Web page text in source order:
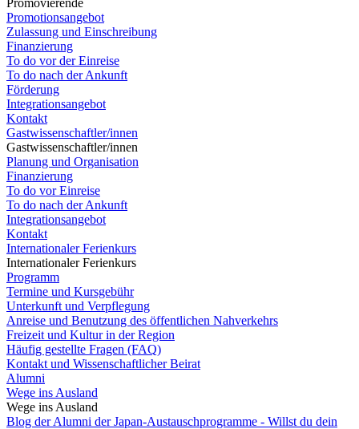
Promovierende
Promotionsangebot
Zulassung und Einschreibung
Finanzierung
To do vor der Einreise
To do nach der Ankunft
Förderung
Integrationsangebot
Kontakt
Gastwissenschaftler/innen
Gastwissenschaftler/innen
Planung und Organisation
Finanzierung
To do vor Einreise
To do nach der Ankunft
Integrationsangebot
Kontakt
Internationaler Ferienkurs
Internationaler Ferienkurs
Programm
Termine und Kursgebühr
Unterkunft und Verpflegung
Anreise und Benutzung des öffentlichen Nahverkehrs
Freizeit und Kultur in der Region
Häufig gestellte Fragen (FAQ)
Kontakt und Wissenschaftlicher Beirat
Alumni
Wege ins Ausland
Wege ins Ausland
Blog der Alumni der Japan-Austauschprogramme - Willst du dein